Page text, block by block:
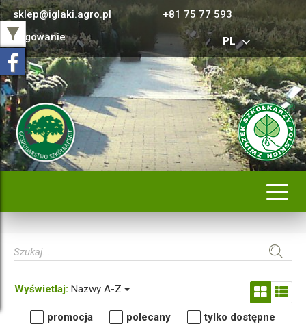
sklep@iglaki.agro.pl
+81 75 77 593
Logowanie
PL
Wyświetlaj: Nazwy A-Z
promocja polecany tylko dostępne